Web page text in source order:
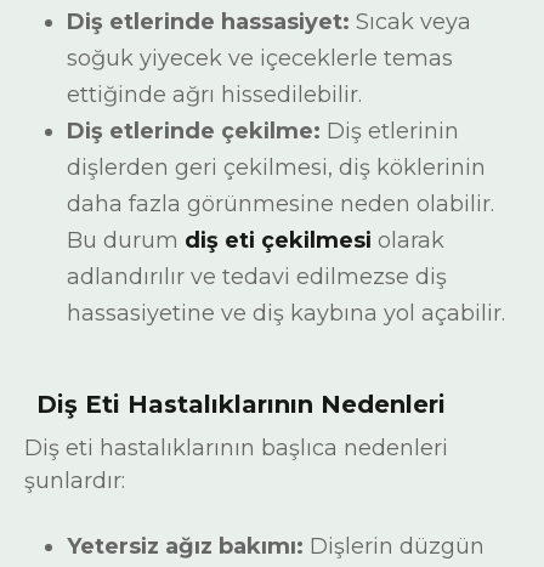
Diş etlerinde hassasiyet: Sıcak veya
soğuk yiyecek ve içeceklerle temas
ettiğinde ağrı hissedilebilir.
Diş etlerinde çekilme: Diş etlerinin
dişlerden geri çekilmesi, diş köklerinin
daha fazla görünmesine neden olabilir.
Bu durum diş eti çekilmesi olarak
adlandırılır ve tedavi edilmezse diş
hassasiyetine ve diş kaybına yol açabilir.
Diş Eti Hastalıklarının Nedenleri
Diş eti hastalıklarının başlıca nedenleri
şunlardır:
Yetersiz ağız bakımı: Dişlerin düzgün